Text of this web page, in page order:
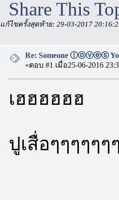
Share This
แก้ไขครั้งสุดท้าย: 29-03-2017
Re: Someone ⓛⓞⓥⓔⓢ
«ตอบ #1 เมื่อ25-06-2016
เฮฮฮฮฮฮ
ปูเสื่อๆๆๆๆๆๆ